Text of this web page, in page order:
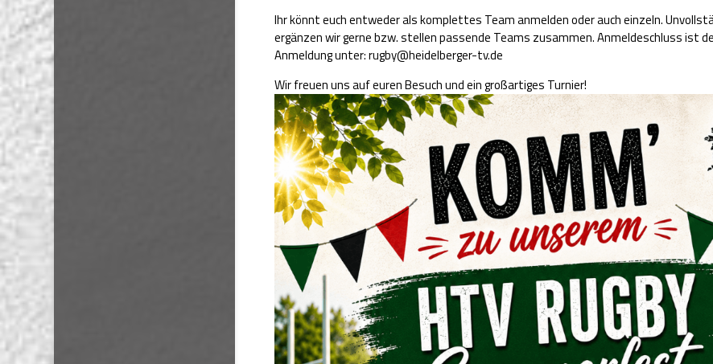
Ihr könnt euch entweder als komplettes Team anmelden oder auch einzeln.
ergänzen wir gerne bzw. stellen passende Teams zusammen. Anmeldeschluss ist
Anmeldung unter: rugby@heidelberger-tv.de
Wir freuen uns auf euren Besuch und ein großartiges Turnier!